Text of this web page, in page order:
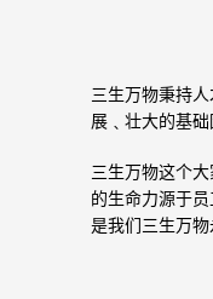
三生万物秉持
展﹑壮大的基
三生万物这个
的生命力源于
是我们三生万物